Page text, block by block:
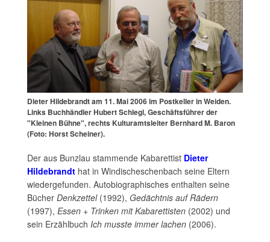
Dieter Hildebrandt am 11. Mai 2006 im Postkeller in Weiden.
Links Buchhändler Hubert Schlegl, Geschäftsführer der
"Kleinen Bühne", rechts Kulturamtsleiter Bernhard M. Baron
(Foto: Horst Scheiner).
Der aus Bunzlau stammende Kabarettist Dieter
Hildebrandt hat in Windischeschenbach seine Eltern
wiedergefunden. Autobiographisches enthalten seine
Bücher Denkzettel(1992), Gedächtnis auf Rädern
(1997), Essen + Trinken mit Kabarettisten (2002) und
sein Erzählbuch Ich musste immer lachen (2006).